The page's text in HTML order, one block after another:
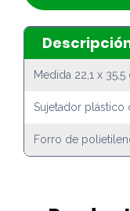
Medida 22,1 x 35,5
Sujetador plástico
Forro de